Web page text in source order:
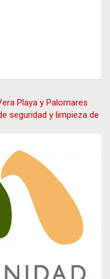
Playa y Palomares
seguridad y limpieza de